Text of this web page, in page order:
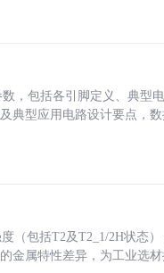
，包括各引脚定义、典型
典型应用电路设计要点，
（包括T2及T2_1/2H状态
金属特性差异，为工业选材